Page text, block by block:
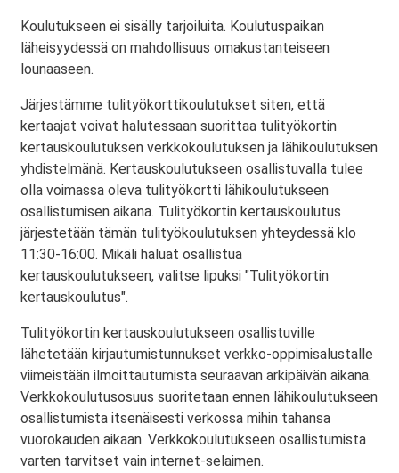
Koulutukseen ei sisälly tarjoiluita. Koulutuspaikan
läheisyydessä on mahdollisuus omakustanteiseen
lounaaseen.
Järjestämme tulityökorttikoulutukset siten, että
kertaajat voivat halutessaan suorittaa tulityökortin
kertauskoulutuksen verkkokoulutuksen ja lähikoulutuksen
yhdistelmänä. Kertauskoulutukseen osallistuvalla tulee
olla voimassa oleva tulityökortti lähikoulutukseen
osallistumisen aikana. Tulityökortin kertauskoulutus
järjestetään tämän tulityökoulutuksen yhteydessä klo
11:30-16:00. Mikäli haluat osallistua
kertauskoulutukseen, valitse lipuksi "Tulityökortin
kertauskoulutus".
Tulityökortin kertauskoulutukseen osallistuville
lähetetään kirjautumistunnukset verkko-oppimisalustalle
viimeistään ilmoittautumista seuraavan arkipäivän aikana.
Verkkokoulutusosuus suoritetaan ennen lähikoulutukseen
osallistumista itsenäisesti verkossa mihin tahansa
vuorokauden aikaan. Verkkokoulutukseen osallistumista
varten tarvitset vain internet-selaimen.